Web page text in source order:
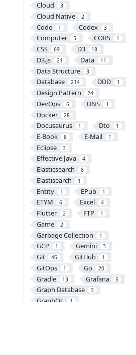
Cloud 3
Cloud Native 2
Code 1 Codex 3
Computer 5 CORS 1
CSS 69 D3 18
D3.js 21 Data 11
Data Structure 3
Database 214 DDD 1
Design Pattern 24
DevOps 6 DNS 1
Docker 28
Docusaurus 1 Dto 1
E-Book 8 E-Mail 1
Eclipse 3
Effective Java 4
Elasticsearch 8
Elastisearch 1
Entity 1 EPub 1
ETYM 6 Excel 4
Flutter 2 FTP 1
Game 2
Garbage Collection 1
GCP 1 Gemini 3
Git 46 GitHub 1
GitOps 1 Go 20
Gradle 13 Grafana 5
Graph Database 3
GraphQL 1